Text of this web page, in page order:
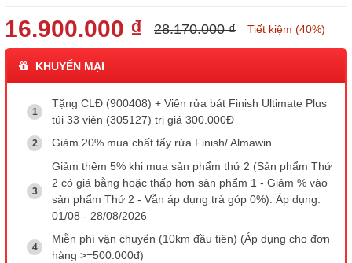
16.900.000 ₫ 28.170.000 ₫ Tiết kiệm (40%)
KHUYẾN MẠI
Tặng CLĐ (900408) + Viên rửa bát Finish Ultimate Plus
túi 33 viên (305127) trị giá 300.000Đ
Giảm 20% mua chất tẩy rửa Finish/ Almawin
Giảm thêm 5% khi mua sản phẩm thứ 2 (Sản phẩm Thứ
2 có giá bằng hoặc thấp hơn sản phẩm 1 - Giảm % vào
sản phẩm Thứ 2 - Vẫn áp dụng trả góp 0%). Áp dụng:
01/08 - 28/08/2026
Miễn phí vận chuyển (10km đầu tiên) (Áp dụng cho đơn
hàng >=500.000đ)